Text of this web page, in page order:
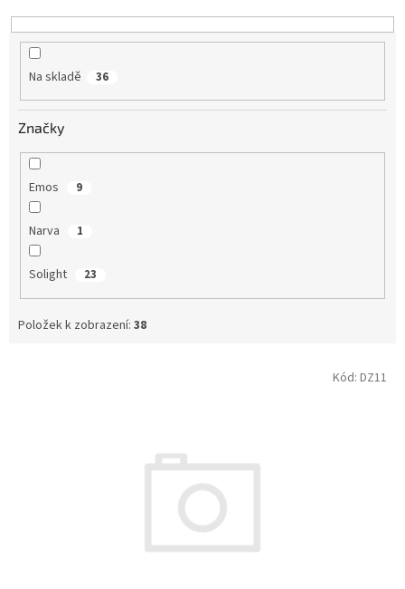
k
t
Na skladě 36
Značky
Emos 9
Narva 1
Solight 23
Položek k zobrazení: 38
Kód: DZ11